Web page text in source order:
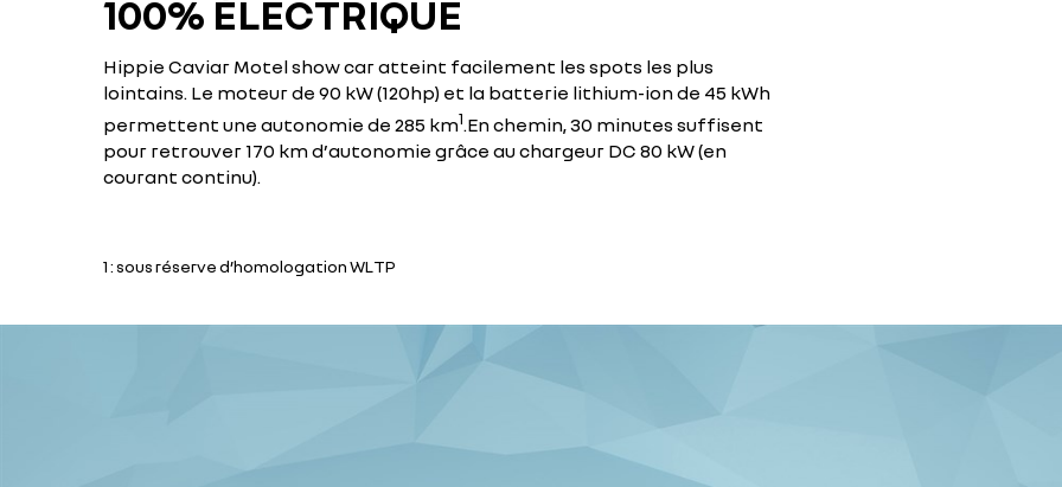
100% ÉLECTRIQUE
Hippie Caviar Motel show car atteint facilement les spots les plus
lointains. Le moteur de 90 kW (120hp) et la batterie lithium-ion de 45 kWh
permettent une autonomie de 285 km1.En chemin, 30 minutes suffisent
pour retrouver 170 km d’autonomie grâce au chargeur DC 80 kW (en
courant continu).
1 : sous réserve d’homologation WLTP